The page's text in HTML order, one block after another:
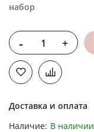
набор
- +
Доставка и оплата
Наличие: В наличии